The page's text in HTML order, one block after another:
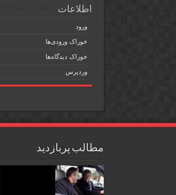
اطلاعات
ورود
خوراک ورودی‌ها
خوراک دیدگاه‌ها
وردپرس
مطالب پربازدید